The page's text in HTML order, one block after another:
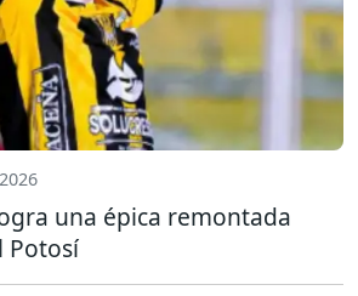
una épica remontada
Potosí